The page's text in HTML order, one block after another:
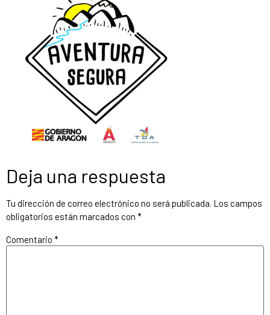
Deja una respuesta
Tu dirección de correo electrónico no será publicada. Los campos
obligatorios están marcados con *
Comentario *